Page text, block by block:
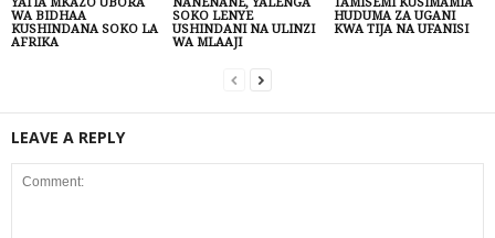
WA BIDHAA
KUSHINDANA SOKO LA
AFRIKA
SOKO LENYE
USHINDANI NA ULINZI
WA MLAAJI
HUDUMA ZA UGANI
KWA TIJA NA UFANISI
LEAVE A REPLY